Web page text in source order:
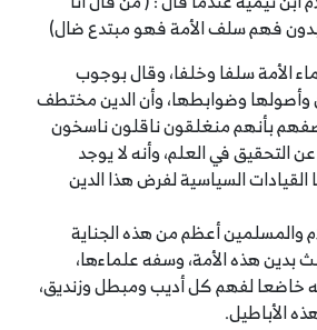
فهم سلف الأمة فهو مبتدع ضال)
الأمة سلفا وخلفا، وقال بوجوب
وأصولها وضوابطها، وأن الدين مختطف
بأنهم منغلقون ناقلون ناسخون
التحقيق في العلم، وأنه لا يوجد
السياسية لفرض هذا الدين
والمسلمين أعظم من هذه الجناية
بدين هذه الأمة، وسفه علماءها،
خاضعا لفهم كل أديب ومبطل وزنديق،
الأباطيل.